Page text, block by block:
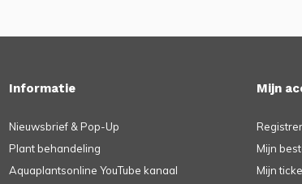
Informatie
Nieuwsbrief & Pop-Up
Plant behandeling
Aquaplantsonline YouTube kanaal
Mijn
Mijn
Mijn